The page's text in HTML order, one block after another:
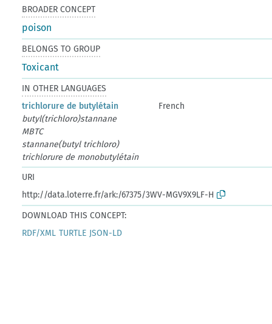
BROADER CONCEPT
poison
BELONGS TO GROUP
Toxicant
IN OTHER LANGUAGES
trichlorure de butylétain
French
butyl(trichloro)stannane
MBTC
stannane(butyl trichloro)
trichlorure de monobutylétain
URI
http://data.loterre.fr/ark:/67375/3WV-MGV9X9LF-H
DOWNLOAD THIS CONCEPT:
RDF/XML TURTLE JSON-LD